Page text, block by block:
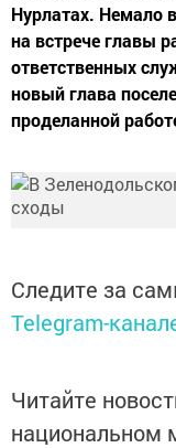
Нурлатах. Немало
на встрече главы
ответственных
новый глава
проделанной
Следите за
Telegram-
Читайте
национальном